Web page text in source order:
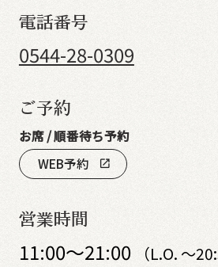
電話番号
0544-28-0309
ご予約
お席 / 順番待ち予約
WEB予約
open_in_new
営業時間
11:00～21:00 （L.O. ～